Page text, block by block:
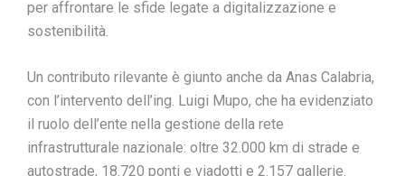
per affrontare le sfide legate a digitalizzazione e
sostenibilità.
Un contributo rilevante è giunto anche da Anas Calabria,
con l’intervento dell’ing. Luigi Mupo, che ha evidenziato
il ruolo dell’ente nella gestione della rete
infrastrutturale nazionale: oltre 32.000 km di strade e
autostrade, 18.720 ponti e viadotti e 2.157 gallerie.